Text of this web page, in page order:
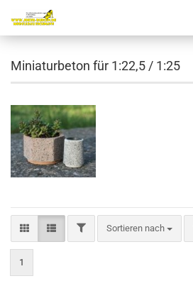
Miniaturbeton für 1:22,5 / 1:25
FILTERSortieren nach
Sortieren nach
1